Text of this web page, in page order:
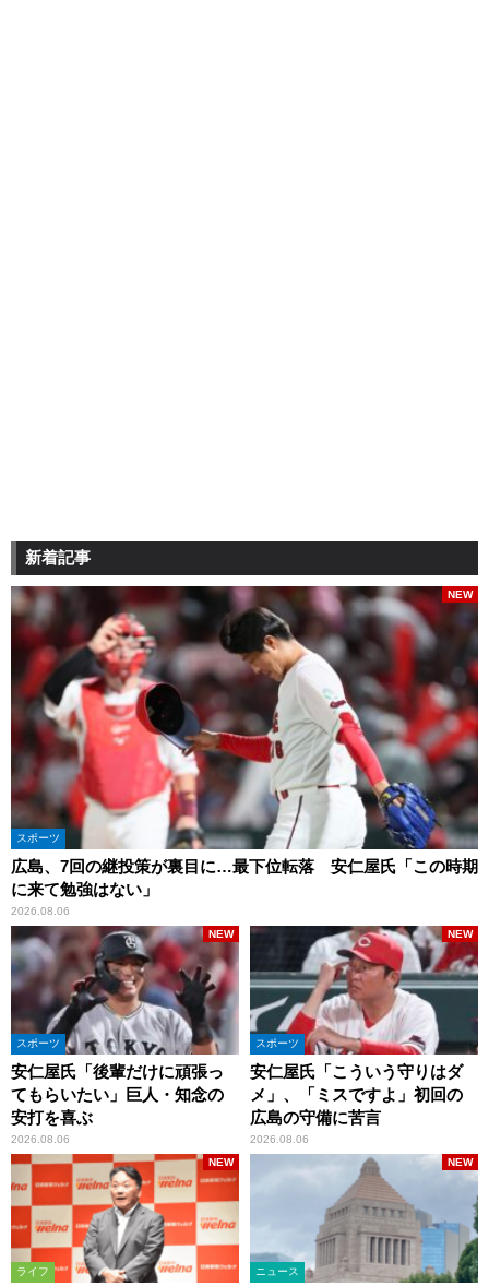
新着記事
スポーツ
広島、7回の継投策が裏目に…最下位転落 安仁屋氏「この時期
に来て勉強はない」
2026.08.06
NEW
スポーツ
安仁屋氏「後輩だけに頑張っ
てもらいたい」巨人・知念の
安打を喜ぶ
2026.08.06
NEW
スポーツ
安仁屋氏「こういう守りはダ
メ」、「ミスですよ」初回の
広島の守備に苦言
2026.08.06
NEW
ライフ
NEW
ニュース
NEW